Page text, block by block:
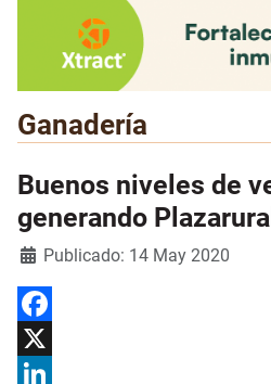
Ganadería
Buenos niveles de
generando Plazarural
Detalles
Publicado: 14 May 2020
Facebook
X